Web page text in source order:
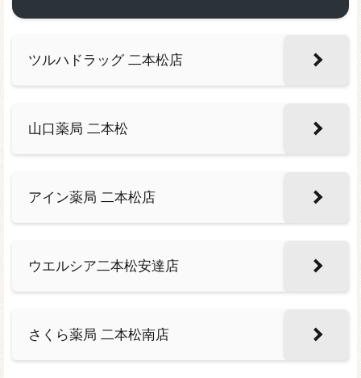
ツルハドラッグ 二本松店
山口薬局 二本松
アイン薬局 二本松店
ウエルシア二本松安達店
さくら薬局 二本松南店